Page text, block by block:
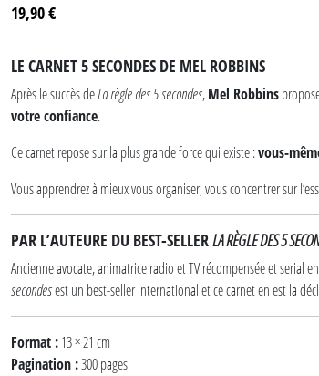
19,90 €
LE CARNET 5 SECONDES DE MEL ROBBINS
Après le succès deLa règle des 5 secondes,Mel Robbins
votre confiance.
Ce carnet repose sur la plus grande force qui existe :vous-
Vous apprendrez à mieux vous organiser, vous concentrer sur
PAR L’AUTEURE DU BEST-SELLERLA RÈGLE DES 5
Ancienne avocate, animatrice radio et TV récompensée et serial
secondesest un best-seller international et ce carnet en est la
Format :13 × 21 cm
Pagination :300 pages